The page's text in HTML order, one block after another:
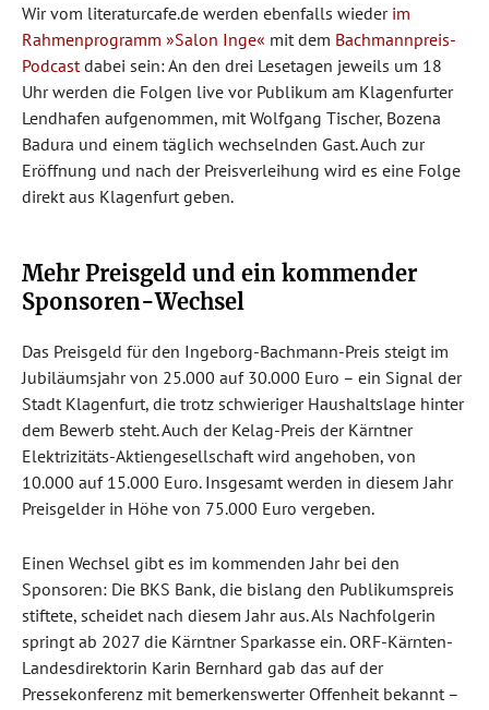
Wir vom literaturcafe.de werden ebenfalls wieder im
Rahmenprogramm »Salon Inge« mit dem Bachmannpreis-
Podcast dabei sein: An den drei Lesetagen jeweils um 18
Uhr werden die Folgen live vor Publikum am Klagenfurter
Lendhafen aufgenommen, mit Wolfgang Tischer, Bozena
Badura und einem täglich wechselnden Gast. Auch zur
Eröffnung und nach der Preisverleihung wird es eine Folge
direkt aus Klagenfurt geben.
Mehr Preisgeld und ein kommender
Sponsoren-Wechsel
Das Preisgeld für den Ingeborg-Bachmann-Preis steigt im
Jubiläumsjahr von 25.000 auf 30.000 Euro – ein Signal der
Stadt Klagenfurt, die trotz schwieriger Haushaltslage hinter
dem Bewerb steht. Auch der Kelag-Preis der Kärntner
Elektrizitäts-Aktiengesellschaft wird angehoben, von
10.000 auf 15.000 Euro. Insgesamt werden in diesem Jahr
Preisgelder in Höhe von 75.000 Euro vergeben.
Einen Wechsel gibt es im kommenden Jahr bei den
Sponsoren: Die BKS Bank, die bislang den Publikumspreis
stiftete, scheidet nach diesem Jahr aus. Als Nachfolgerin
springt ab 2027 die Kärntner Sparkasse ein. ORF-Kärnten-
Landesdirektorin Karin Bernhard gab das auf der
Pressekonferenz mit bemerkenswerter Offenheit bekannt –